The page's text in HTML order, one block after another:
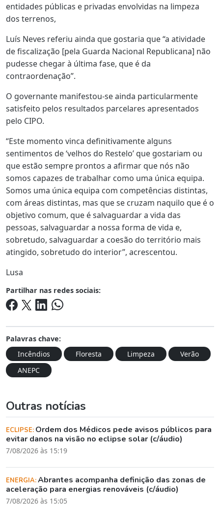
entidades públicas e privadas envolvidas na limpeza
dos terrenos,
Luís Neves referiu ainda que gostaria que “a atividade
de fiscalização [pela Guarda Nacional Republicana] não
pudesse chegar à última fase, que é da
contraordenação”.
O governante manifestou-se ainda particularmente
satisfeito pelos resultados parcelares apresentados
pelo CIPO.
“Este momento vinca definitivamente alguns
sentimentos de ‘velhos do Restelo’ que gostariam ou
que estão sempre prontos a afirmar que nós não
somos capazes de trabalhar como uma única equipa.
Somos uma única equipa com competências distintas,
com áreas distintas, mas que se cruzam naquilo que é o
objetivo comum, que é salvaguardar a vida das
pessoas, salvaguardar a nossa forma de vida e,
sobretudo, salvaguardar a coesão do território mais
atingido, sobretudo do interior”, acrescentou.
Lusa
Partilhar nas redes sociais:
Palavras chave:
Incêndios
Floresta Limpeza
Verão
ANEPC
Outras notícias
ECLIPSE: Ordem dos Médicos pede avisos públicos para
evitar danos na visão no eclipse solar (c/áudio)
7/08/2026 às 15:19
ENERGIA:Abrantes acompanha definição das zonas de
aceleração para energias renováveis (c/áudio)
7/08/2026 às 15:05